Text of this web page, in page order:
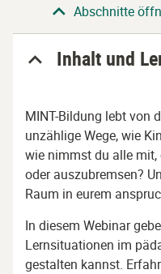
AbschnittAbschnitte
Inhalt und
MINT-Bildung lebt von
unzählige Wege, wie
wie nimmst du alle mit,
oder auszubremsen?
Raum in eurem
In diesem Webinar
Lernsituationen im
gestalten kannst.